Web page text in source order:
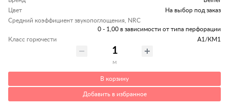
Цвет
На выбор под заказ
Средний коэффициент звукопоглощения, NRC
0 - 1,00 в зависимости от типа перфорации
Класс горючести
А1/КМ1
м
В корзину
Добавить в избранное